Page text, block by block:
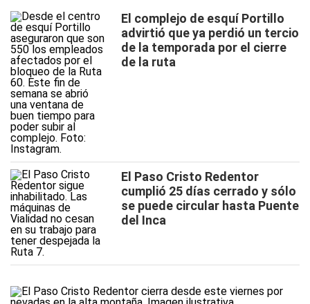
El complejo de esquí Portillo
advirtió que ya perdió un tercio
de la temporada por el cierre
de la ruta
El Paso Cristo Redentor
cumplió 25 días cerrado y sólo
se puede circular hasta Puente
del Inca